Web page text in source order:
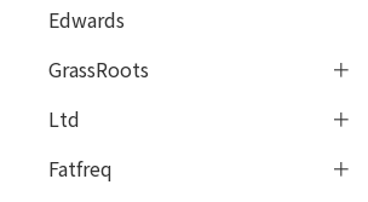
Edwards
GrassRoots
Ltd
Fatfreq